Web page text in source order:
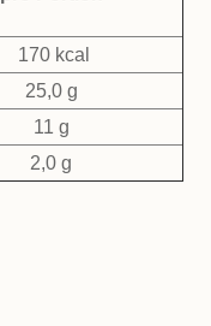
170 kcal
25,0 g
11 g
2,0 g